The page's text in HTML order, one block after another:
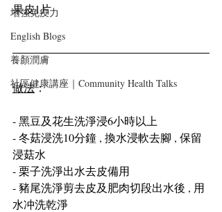
增強免疫力
English Blogs
養顏潤膚
社區健康講座｜Community Health Talks
果皮1片
做法：
- 黑豆及花生洗淨浸6小時以上
- 冬菇浸洗10分鐘 , 換水浸軟去腳 , 保留
浸菇水
- 栗子洗淨出水去皮備用
- 豬尾洗淨剪去皮及肥肉切段出水後 , 用
水冲洗乾淨